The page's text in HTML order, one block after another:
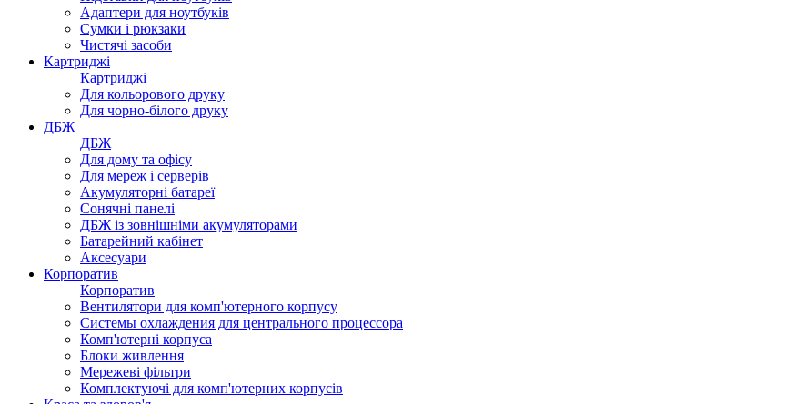
Адаптери для ноутбуків
Сумки і рюкзаки
Чистячі засоби
Картриджі
Картриджі
Для кольорового друку
Для чорно-білого друку
ДБЖ
ДБЖ
Для дому та офісу
Для мереж і серверів
Акумуляторні батареї
Сонячні панелі
ДБЖ із зовнішніми акумуляторами
Батарейний кабінет
Аксесуари
Корпоратив
Корпоратив
Вентилятори для комп'ютерного корпусу
Системы охлаждения для центрального процессора
Комп'ютерні корпуса
Блоки живлення
Мережеві фільтри
Комплектуючі для комп'ютерних корпусів